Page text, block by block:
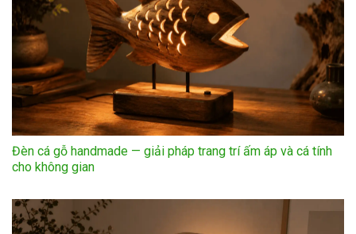
Đèn cá gỗ handmade — giải pháp trang trí ấm áp và cá tính
cho không gian